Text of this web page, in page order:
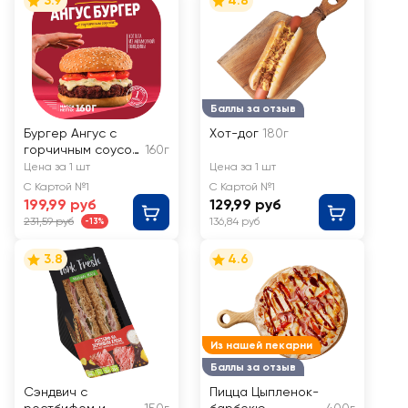
Бургер Ангус с
горчичным соусом
МИРАТОРГ
160г
Цена за 1 шт
С Картой №1
199,99 руб
231,59 руб -13%
Баллы за отзыв
Хот-дог 180г
Цена за 1 шт
С Картой №1
129,99 руб
136,84 руб
3.8
Сэндвич с
Из нашей пекарни
Баллы за отзыв
4.6
Пицца Цыпленок-